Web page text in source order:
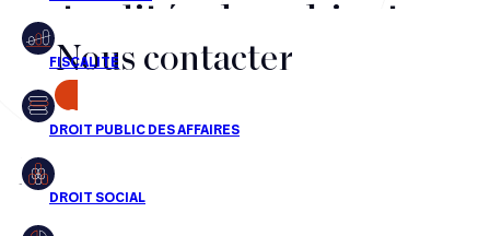
Financement
Fiscalité
Droit public des affaires
Droit social
actualités du cabinet,
nos récompenses et nos
transactions, jour après
jour
Nous contacter